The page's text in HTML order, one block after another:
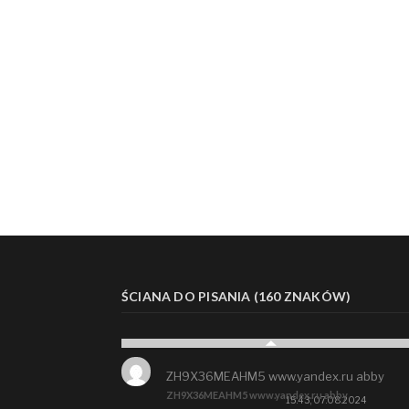
ŚCIANA DO PISANIA (160 ZNAKÓW)
ZH9X36MEAHM5 www.yandex.ru abby
ZH9X36MEAHM5 www.yandex.ru abby
15:43, 07.08.2024